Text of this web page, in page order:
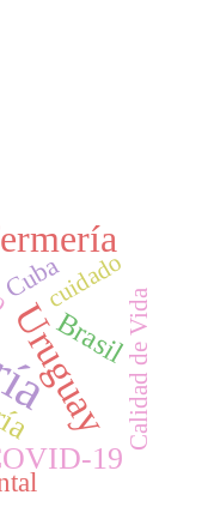
Uruguay
19
Brasil
Cuba
Calidad de Vida
cuidado